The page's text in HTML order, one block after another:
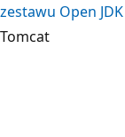
zestawu Open
Tomcat